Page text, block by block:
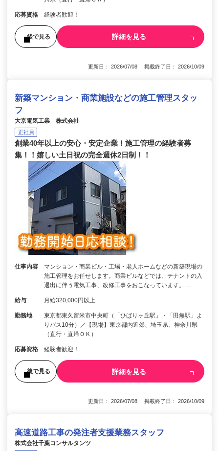
応募資格 経験者歓迎！
後で見る 詳細を見る
更新日： 2026/07/08 掲載終了日： 2026/10/09
新築マンション・商業施設などの施工管理スタッ
フ
大京電気工業 株式会社
正社員
創業40年以上の安心・安定企業！施工管理の経験者募
集！！嬉しい土日祝の完全週休2日制！！
仕事内容
マンション・商業ビル・工場・老人ホームなどの新築現場の
施工管理をお任せします。商業ビルなどでは、テナントの入
退出に伴う電気工事、改修工事をおこなっています。 …
給与 月給320,000円以上
勤務地
東京都東久留米市中央町（「ひばりヶ丘駅」・「田無駅」よ
りバス10分）／【現場】東京都内近郊、埼玉県、神奈川県
（直行・直帰ＯＫ）
応募資格 経験者歓迎！
後で見る 詳細を見る
更新日： 2026/07/08 掲載終了日： 2026/10/09
高速道路工事の発注者支援業務スタッフ
株式会社千葉コンサルタンツ